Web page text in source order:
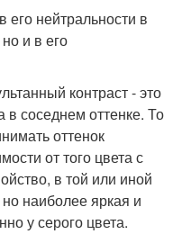
его нейтральности в
и в его
контраст - это
в соседнем оттенке. То
оттенок
от того цвета с
в той или иной
наиболее яркая и
у серого цвета.